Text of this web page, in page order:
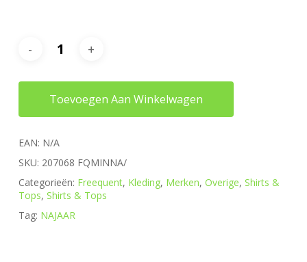
Toevoegen Aan Winkelwagen
EAN: N/A
SKU: 207068 FQMINNA/
Categorieën: Freequent, Kleding, Merken, Overige, Shirts &
Tops, Shirts & Tops
Tag: NAJAAR